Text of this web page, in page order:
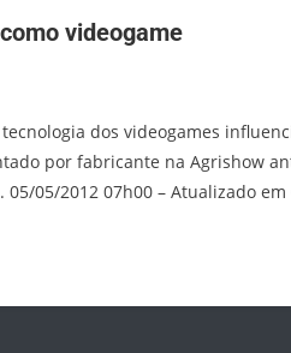
videogame
dos videogames
por fabricante na Agrishow
05/2012 07h00 – Atualizado